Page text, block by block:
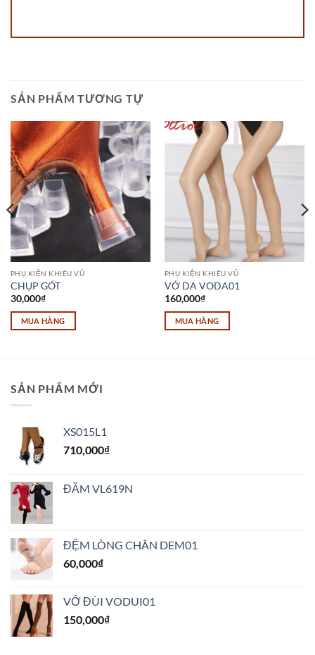
SẢN PHẨM TƯƠNG TỰ
PHỤ KIỆN KHIÊU VŨ
CHỤP GÓT
30,000₫
MUA HÀNG
PHỤ KIỆN KHIÊU VŨ
VỚ DA VODA01
160,000₫
MUA HÀNG
trên
SẢN PHẨM MỚI
XS015L1
710,000₫
ĐẦM VL619N
ĐỆM LÒNG CHÂN DEM01
60,000₫
VỚ ĐÙI VODUI01
150,000₫